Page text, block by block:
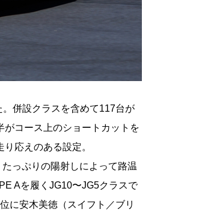
併設クラスを含めて117台が
コース上のショートカットを
応えのある設定。
っぷりの陽射しによって路温
Aを履くJG10〜JG5クラスで
に安木美徳（スイフト／ブリ